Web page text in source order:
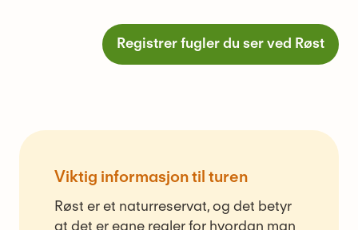
Registrer fugler du ser ved Røst
Viktig informasjon til turen
Røst er et naturreservat, og det betyr
at det er egne regler for hvordan man